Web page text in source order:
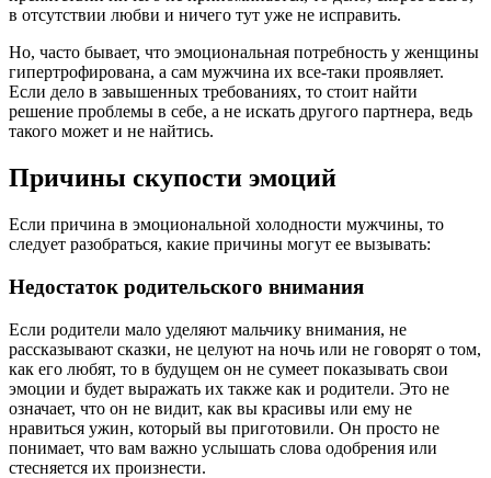
в отсутствии любви и ничего тут уже не исправить.
Но, часто бывает, что эмоциональная потребность у женщины
гипертрофирована, а сам мужчина их все-таки проявляет.
Если дело в завышенных требованиях, то стоит найти
решение проблемы в себе, а не искать другого партнера, ведь
такого может и не найтись.
Причины скупости эмоций
Если причина в эмоциональной холодности мужчины, то
следует разобраться, какие причины могут ее вызывать:
Недостаток родительского внимания
Если родители мало уделяют мальчику внимания, не
рассказывают сказки, не целуют на ночь или не говорят о том,
как его любят, то в будущем он не сумеет показывать свои
эмоции и будет выражать их также как и родители. Это не
означает, что он не видит, как вы красивы или ему не
нравиться ужин, который вы приготовили. Он просто не
понимает, что вам важно услышать слова одобрения или
стесняется их произнести.